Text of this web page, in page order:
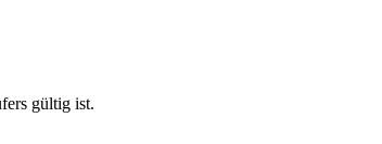
gültig ist.